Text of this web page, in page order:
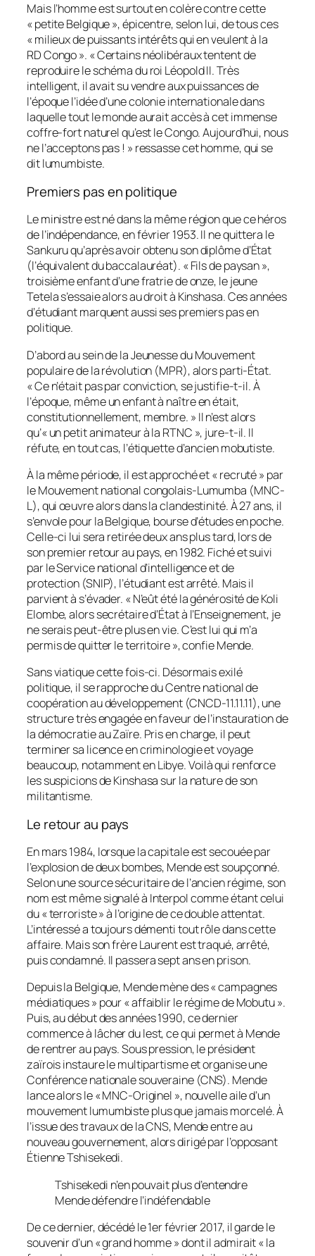
Mais l’homme est surtout en colère contre cette
« petite Belgique », épicentre, selon lui, de tous ces
« milieux de puissants intérêts qui en veulent à la
RD Congo ». « Certains néolibéraux tentent de
reproduire le schéma du roi Léopold II. Très
intelligent, il avait su vendre aux puissances de
l’époque l’idée d’une colonie internationale dans
laquelle tout le monde aurait accès à cet immense
coffre-fort naturel qu’est le Congo. Aujourd’hui, nous
ne l’acceptons pas ! » ressasse cet homme, qui se
dit lumumbiste.
Premiers pas en politique
Le ministre est né dans la même région que ce héros
de l’indépendance, en février 1953. Il ne quittera le
Sankuru qu’après avoir obtenu son diplôme d’État
(l’équivalent du baccalauréat). « Fils de paysan »,
troisième enfant d’une fratrie de onze, le jeune
Tetela s’essaie alors au droit à Kinshasa. Ces années
d’étudiant marquent aussi ses premiers pas en
politique.
D’abord au sein de la Jeunesse du Mouvement
populaire de la révolution (MPR), alors parti-État.
« Ce n’était pas par conviction, se justifie-t-il. À
l’époque, même un enfant à naître en était,
constitutionnellement, membre. » Il n’est alors
qu’« un petit animateur à la RTNC », jure-t-il. Il
réfute, en tout cas, l’étiquette d’ancien mobutiste.
À la même période, il est approché et « recruté » par
le Mouvement national congolais-Lumumba (MNC-
L), qui œuvre alors dans la clandestinité. À 27 ans, il
s’envole pour la Belgique, bourse d’études en poche.
Celle-ci lui sera retirée deux ans plus tard, lors de
son premier retour au pays, en 1982. Fiché et suivi
par le Service national d’intelligence et de
protection (SNIP), l’étudiant est arrêté. Mais il
parvient à s’évader. « N’eût été la générosité de Koli
Elombe, alors secrétaire d’État à l’Enseignement, je
ne serais peut-être plus en vie. C’est lui qui m’a
permis de quitter le territoire », confie Mende.
Sans viatique cette fois-ci. Désormais exilé
politique, il se rapproche du Centre national de
coopération au développement (CNCD-11.11.11), une
structure très engagée en faveur de l’instauration de
la démocratie au Zaïre. Pris en charge, il peut
terminer sa licence en criminologie et voyage
beaucoup, notamment en Libye. Voilà qui renforce
les suspicions de Kinshasa sur la nature de son
militantisme.
Le retour au pays
En mars 1984, lorsque la capitale est secouée par
l’explosion de deux bombes, Mende est soupçonné.
Selon une source sécuritaire de l’ancien régime, son
nom est même signalé à Interpol comme étant celui
du « terroriste » à l’origine de ce double attentat.
L’intéressé a toujours démenti tout rôle dans cette
affaire. Mais son frère Laurent est traqué, arrêté,
puis condamné. Il passera sept ans en prison.
Depuis la Belgique, Mende mène des « campagnes
médiatiques » pour « affaiblir le régime de Mobutu ».
Puis, au début des années 1990, ce dernier
commence à lâcher du lest, ce qui permet à Mende
de rentrer au pays. Sous pression, le président
zaïrois instaure le multipartisme et organise une
Conférence nationale souveraine (CNS). Mende
lance alors le « MNC-Originel », nouvelle aile d’un
mouvement lumumbiste plus que jamais morcelé. À
l’issue des travaux de la CNS, Mende entre au
nouveau gouvernement, alors dirigé par l’opposant
Étienne Tshisekedi.
Tshisekedi n’en pouvait plus d’entendre
Mende défendre l’indéfendable
De ce dernier, décédé le 1er février 2017, il garde le
souvenir d’un « grand homme » dont il admirait « la